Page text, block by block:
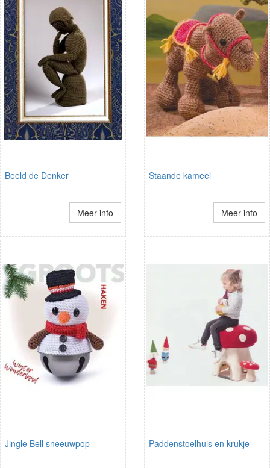
Beeld de Denker
Meer info
Staande kameel
Meer info
Jingle Bell sneeuwpop Paddenstoelhuis en krukje